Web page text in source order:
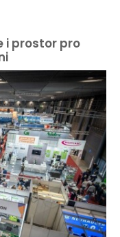
i prostor pro